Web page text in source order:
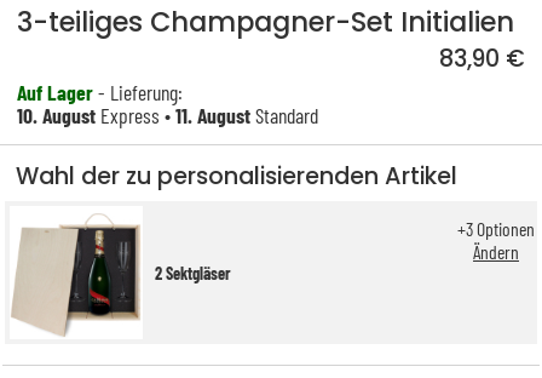
3-teiliges Champagner-Set Initialien
83,90 €
Auf Lager- Lieferung:
10. August Express •11. AugustStandard
Wahl der zu personalisierenden Artikel
2 Sektgläser
+3Optionen
Ändern